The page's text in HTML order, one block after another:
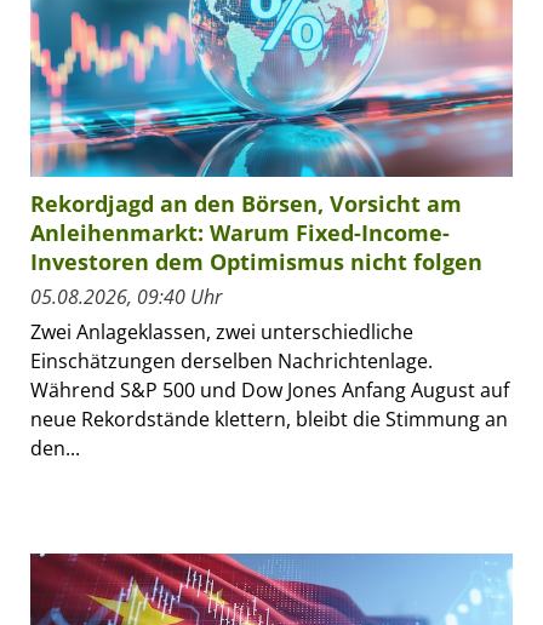
Rekordjagd an den Börsen, Vorsicht am
Anleihenmarkt: Warum Fixed-Income-
Investoren dem Optimismus nicht folgen
05.08.2026, 09:40 Uhr
Zwei Anlageklassen, zwei unterschiedliche
Einschätzungen derselben Nachrichtenlage.
Während S&P 500 und Dow Jones Anfang August auf
neue Rekordstände klettern, bleibt die Stimmung an
den...